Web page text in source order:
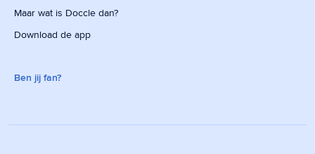
Maar wat is Doccle dan?
Download de app
Ben jij fan?